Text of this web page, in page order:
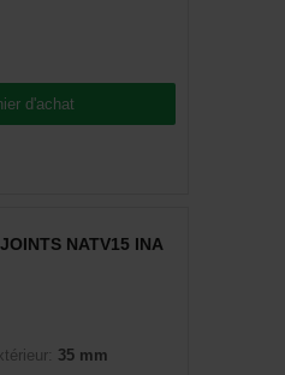
d'achat
NATV15 INA
35 mm